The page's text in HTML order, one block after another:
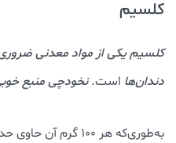
کلسیم
کلسیم یکی از مواد معدنی
دندان‌ها است.نخودچی منبع
به‌طوری‌که هر ۱۰۰ گرم آن حاوی حدود ۸۰ میلی‌گرم کلسیم است.